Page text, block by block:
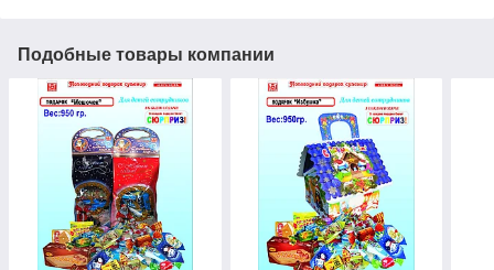
Подобные товары компании